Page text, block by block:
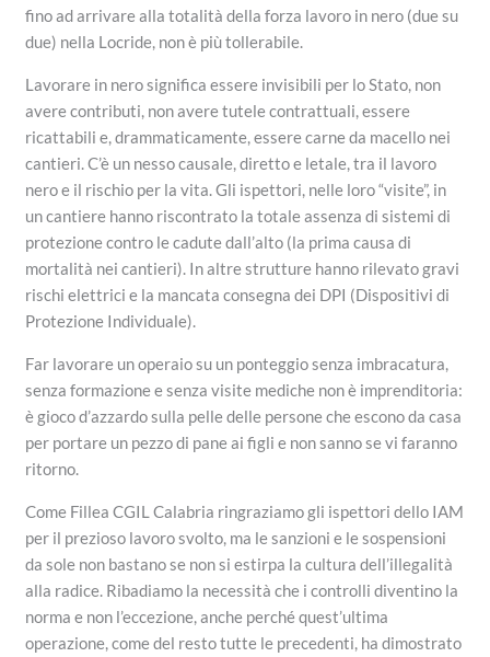
fino ad arrivare alla totalità della forza lavoro in nero (due su
due) nella Locride, non è più tollerabile.
​Lavorare in nero significa essere invisibili per lo Stato, non
avere contributi, non avere tutele contrattuali, essere
ricattabili e, drammaticamente, essere carne da macello nei
cantieri. C’è un nesso causale, diretto e letale, tra il lavoro
nero e il rischio per la vita. Gli ispettori, nelle loro “visite”, in
un cantiere hanno riscontrato la totale assenza di sistemi di
protezione contro le cadute dall’alto (la prima causa di
mortalità nei cantieri). In altre strutture hanno rilevato gravi
rischi elettrici e la mancata consegna dei DPI (Dispositivi di
Protezione Individuale).
​Far lavorare un operaio su un ponteggio senza imbracatura,
senza formazione e senza visite mediche non è imprenditoria:
è gioco d’azzardo sulla pelle delle persone che escono da casa
per portare un pezzo di pane ai figli e non sanno se vi faranno
ritorno.
​Come Fillea CGIL Calabria ringraziamo gli ispettori dello IAM
per il prezioso lavoro svolto, ma le sanzioni e le sospensioni
da sole non bastano se non si estirpa la cultura dell’illegalità
alla radice. Ribadiamo la necessità che i controlli diventino la
norma e non l’eccezione, anche perché quest’ultima
operazione, come del resto tutte le precedenti, ha dimostrato